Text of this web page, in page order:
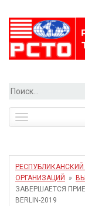
Найти:
ОРГАНИЗАЦИЙ
»
ЗАВЕРШАЕТСЯ
BERLIN-2019